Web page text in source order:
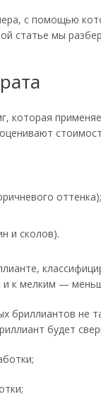
с помощью
статье мы
которая
оттенка);
и сколов).
к мелким —
бриллиантов не
будет